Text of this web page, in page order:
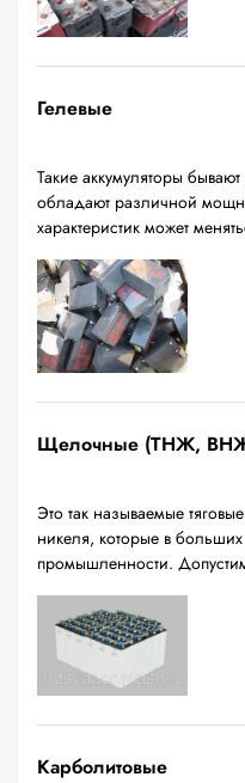
Гелевые
Такие аккумуляторы
обладают различной
характеристик может
Щелочные (ТНЖ,
Это так называемые
никеля, которые в больших
промышленности.
Карболитовые